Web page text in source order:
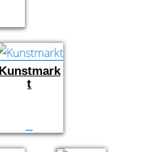
Kunstmark
t